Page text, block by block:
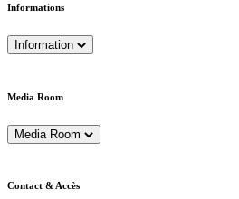
Informations
Information
Media Room
Media Room
Contact & Accès